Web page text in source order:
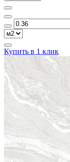
Купить в 1 клик